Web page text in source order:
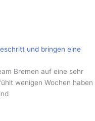
und bringen eine
Bremen auf eine sehr
wenigen Wochen haben